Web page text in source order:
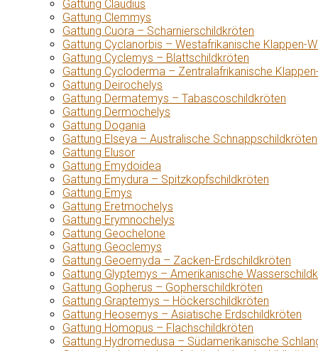
Gattung Claudius
Gattung Clemmys
Gattung Cuora – Scharnierschildkröten
Gattung Cyclanorbis – Westafrikanische Klappen-
Gattung Cyclemys – Blattschildkröten
Gattung Cycloderma – Zentralafrikanische
Gattung Deirochelys
Gattung Dermatemys – Tabascoschildkröten
Gattung Dermochelys
Gattung Dogania
Gattung Elseya – Australische Schnappschildkröten
Gattung Elusor
Gattung Emydoidea
Gattung Emydura – Spitzkopfschildkröten
Gattung Emys
Gattung Eretmochelys
Gattung Erymnochelys
Gattung Geochelone
Gattung Geoclemys
Gattung Geoemyda – Zacken-Erdschildkröten
Gattung Glyptemys – Amerikanische
Gattung Gopherus – Gopherschildkröten
Gattung Graptemys – Höckerschildkröten
Gattung Heosemys – Asiatische Erdschildkröten
Gattung Homopus – Flachschildkröten
Gattung Hydromedusa – Südamerikanische